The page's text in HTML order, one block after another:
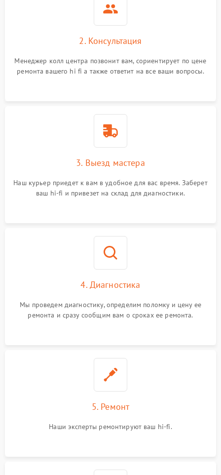
2. Консультация
Менеджер колл центра позвонит вам, сориентирует по цене
ремонта вашего hi fi а также ответит на все ваши вопросы.
3. Выезд мастера
Наш курьер приедет к вам в удобное для вас время. Заберет
ваш hi-fi и привезет на склад для диагностики.
4. Диагностика
Мы проведем диагностику, определим поломку и цену ее
ремонта и сразу сообщим вам о сроках ее ремонта.
5. Ремонт
Наши эксперты ремонтируют ваш hi-fi.